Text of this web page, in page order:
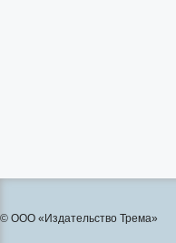
© ООО «Издательство Трема»